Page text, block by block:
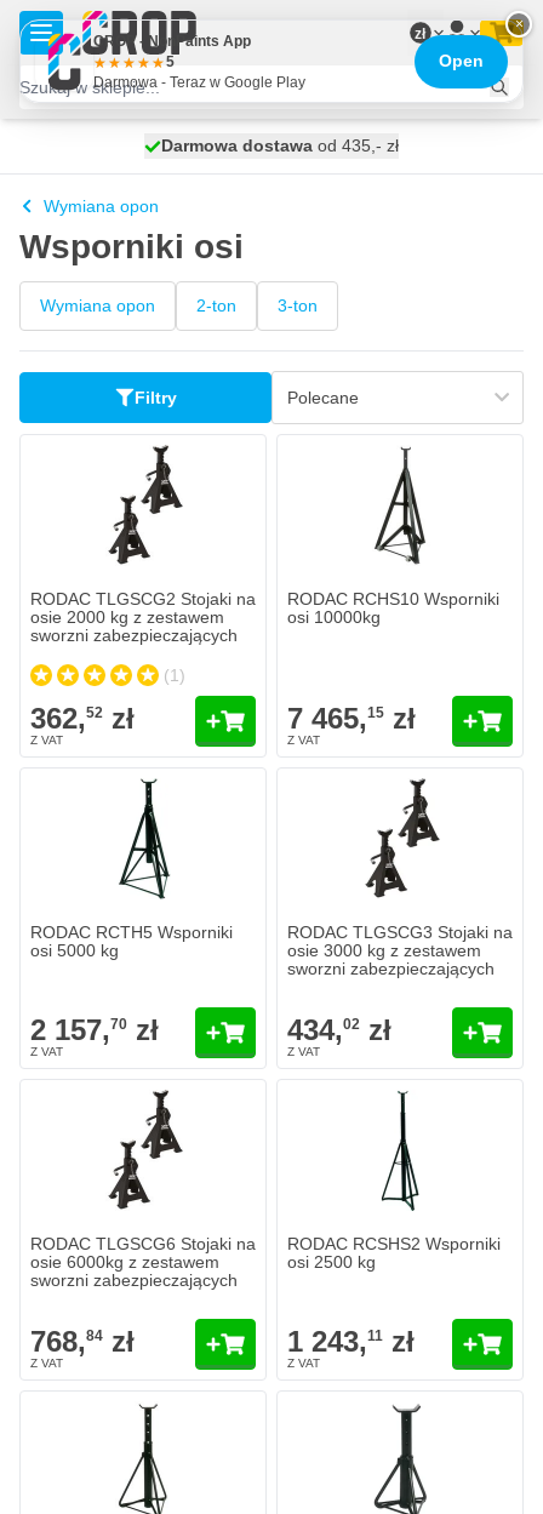
Przejdź do treści
zł
wysyłka dzisiaj
Darmowa dostawa od 435,- zł
100 dni
Wymiana opon
Wsporniki osi
Wymiana opon 2-ton 3-ton
Filtry
RODAC TLGSCG2 Stojaki na
osie 2000 kg z zestawem
sworzni zabezpieczających
(1)
362,52 zł
RODAC RCHS10 Wsporniki
osi 10000kg
7 465,15 zł
RODAC RCTH5 Wsporniki
osi 5000 kg
2 157,70 zł
RODAC TLGSCG3 Stojaki na
osie 3000 kg z zestawem
sworzni zabezpieczających
434,02 zł
RODAC TLGSCG6 Stojaki na
osie 6000kg z zestawem
sworzni zabezpieczających
768,84 zł
RODAC RCSHS2 Wsporniki
osi 2500 kg
1 243,11 zł
×
CROP - NonPaints App
5
Darmowa - Teraz w Google Play
Open